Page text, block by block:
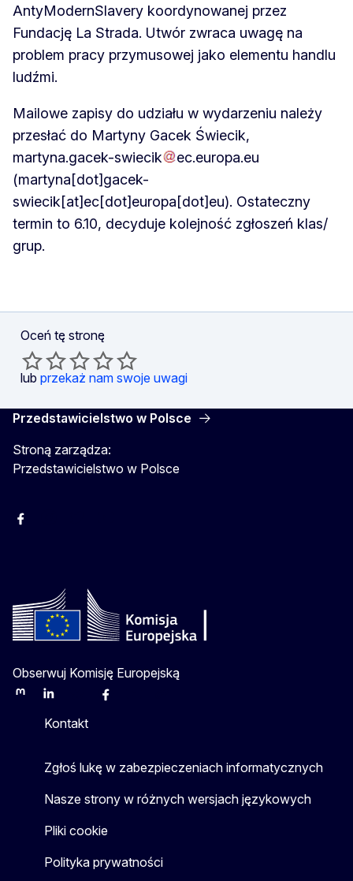
AntyModernSlavery koordynowanej przez
Fundację La Strada. Utwór zwraca uwagę na
problem pracy przymusowej jako elementu handlu
ludźmi.
Mailowe zapisy do udziału w wydarzeniu należy
przesłać do Martyny Gacek Świecik,
martyna.gacek-swiecik ec.europa.eu
(martyna[dot]gacek-
swiecik[at]ec[dot]europa[dot]eu). Ostateczny
termin to 6.10, decyduje kolejność zgłoszeń klas/
grup.
Oceń tę stronę
lub przekaż nam swoje uwagi
Przedstawicielstwo w Polsce
Stroną zarządza:
Przedstawicielstwo w Polsce
Facebook
Obserwuj Komisję Europejską
MastodonLinkedInBlueskyFacebook
Kontakt
Zgłoś lukę w zabezpieczeniach informatycznych
Nasze strony w różnych wersjach językowych
Pliki cookie
Polityka prywatności